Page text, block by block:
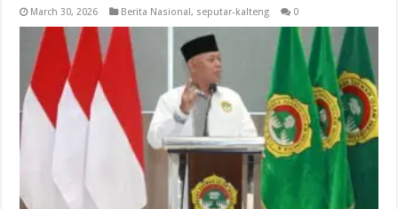
March 30, 2026 Berita Nasional, seputar-kalteng 0